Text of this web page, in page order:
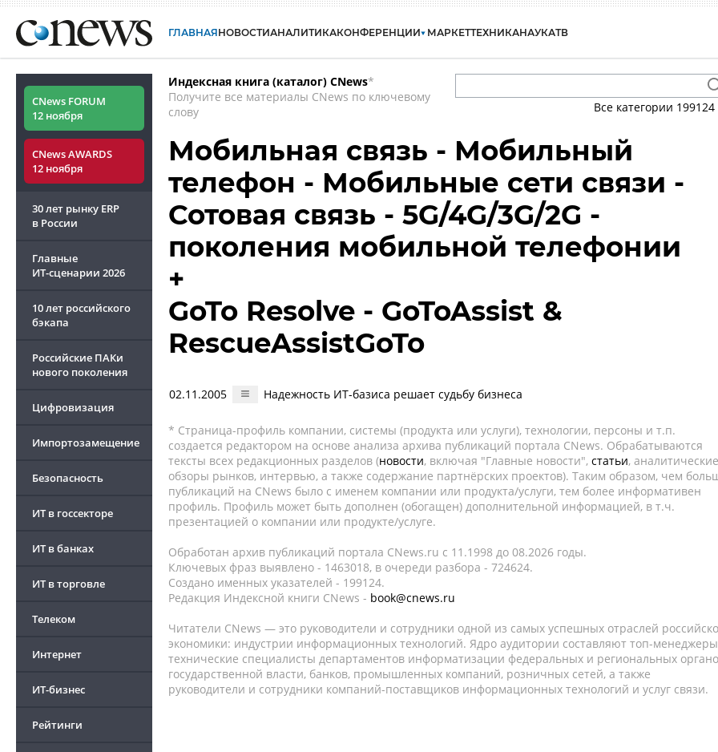
ГЛАВНАЯНОВОСТИАНАЛИТИКАКОНФЕРЕНЦИИ МАРКЕТТЕХНИКАНАУКАТВ
CNews FORUM
12 ноября
CNews AWARDS
12 ноября
30 лет рынку ERP
в России
Главные
ИТ-сценарии 2026
10 лет российского
бэкапа
Российские ПАКи
нового поколения
Цифровизация
Импортозамещение
Безопасность
ИТ в госсекторе
ИТ в банках
ИТ в торговле
Телеком
Интернет
ИТ-бизнес
Рейтинги
Индексная книга (каталог) CNews*
Получите все материалы CNews по ключевому
слову
Все категории 199124
Мобильная связь - Мобильный
телефон - Мобильные сети связи -
Сотовая связь - 5G/4G/3G/2G -
поколения мобильной телефонии
+
GoTo Resolve - GoToAssist &
RescueAssistGoTo
02.11.2005 Надежность ИТ-базиса решает судьбу бизнеса
* Страница-профиль компании, системы (продукта или услуги), технологии, персоны и т.п.
создается редактором на основе анализа архива публикаций портала CNews. Обрабатываются
тексты всех редакционных разделов (новости, включая "Главные новости", статьи, аналитические
обзоры рынков, интервью, а также содержание партнёрских проектов). Таким образом, чем
публикаций на CNews было с именем компании или продукта/услуги, тем более информативен
профиль. Профиль может быть дополнен (обогащен) дополнительной информацией, в т.ч.
презентацией о компании или продукте/услуге.
Обработан архив публикаций портала CNews.ru c 11.1998 до 08.2026 годы.
Ключевых фраз выявлено - 1463018, в очереди разбора - 724624.
Создано именных указателей - 199124.
Редакция Индексной книги CNews - book@cnews.ru
Читатели CNews — это руководители и сотрудники одной из самых успешных отраслей
экономики: индустрии информационных технологий. Ядро аудитории составляют топ-
технические специалисты департаментов информатизации федеральных и региональных
государственной власти, банков, промышленных компаний, розничных сетей, а также
руководители и сотрудники компаний-поставщиков информационных технологий и услуг связи.